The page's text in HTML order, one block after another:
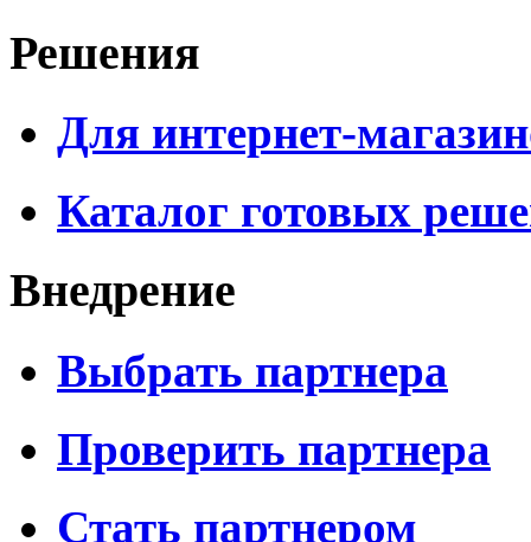
Решения
Для интернет-
Каталог готовых
Внедрение
Выбрать партнера
Проверить партнера
Стать партнером